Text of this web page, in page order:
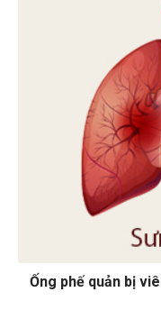
Ống phế quản bị